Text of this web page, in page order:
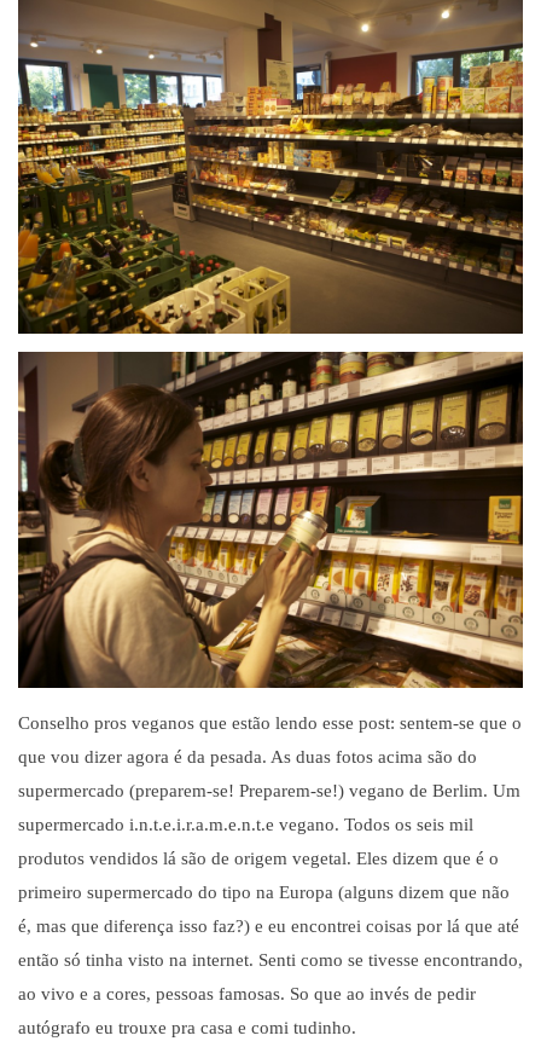
Conselho pros veganos que estão lendo esse post: sentem-se que o
que vou dizer agora é da pesada. As duas fotos acima são do
supermercado (preparem-se! Preparem-se!) vegano de Berlim. Um
supermercado i.n.t.e.i.r.a.m.e.n.t.e vegano. Todos os seis mil
produtos vendidos lá são de origem vegetal. Eles dizem que é o
primeiro supermercado do tipo na Europa (alguns dizem que não
é, mas que diferença isso faz?) e eu encontrei coisas por lá que até
então só tinha visto na internet. Senti como se tivesse encontrando,
ao vivo e a cores, pessoas famosas. So que ao invés de pedir
autógrafo eu trouxe pra casa e comi tudinho.